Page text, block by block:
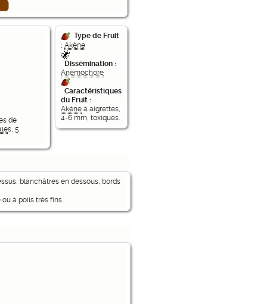
de
s, 5
Type de Fruit
:Akène
Dissémination :
Anémochore
Caractéristiques
du Fruit :
Akène à aigrettes,
4-6 mm, toxiques.
blanchâtres en dessous, bords
à poils très fins.